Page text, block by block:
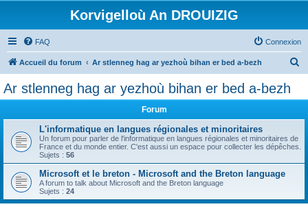
Korvigelloù An DROUIZIG
FAQ Connexion
Accueil du forum Ar stlenneg hag ar yezhoù bihan er bed a-bezh
Ar stlenneg hag ar yezhoù bihan er bed a-bezh
Forum
L'informatique en langues régionales et minoritaires
Un forum pour parler de l'informatique en langues régionales et minoritaires de
France et du monde entier. C'est aussi un espace pour collecter les dépêches.
Sujets : 56
Microsoft et le breton - Microsoft and the Breton language
A forum to talk about Microsoft and the Breton language
Sujets : 24